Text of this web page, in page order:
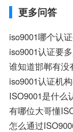
更多问答
iso9001哪个认
iso9001认证要
谁知道邯郸有没
iso9001认证机
ISO9001是什么
有哪位大哥懂
怎么通过